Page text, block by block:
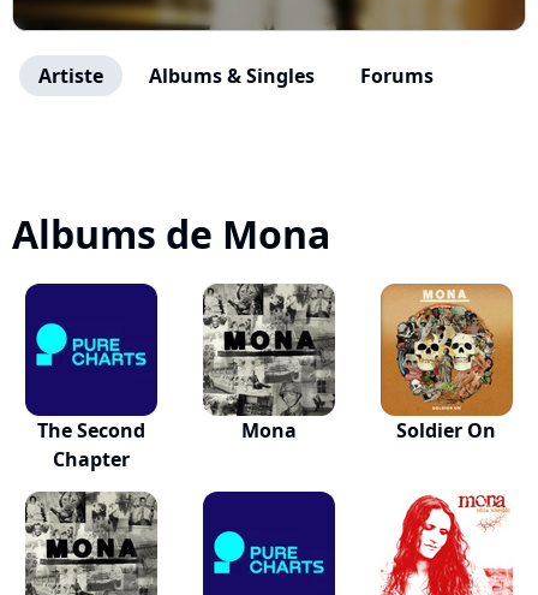
Artiste Albums & Singles Forums
Albums de Mona
The Second
Chapter
Mona Soldier On